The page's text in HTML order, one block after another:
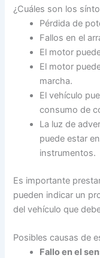
¿Cuáles son los
Pérdida de
Fallos en el
El motor
El motor
marcha.
El vehículo
consumo de
La luz de
puede estar
instrumentos.
Es importante
pueden indicar un
del vehículo que
Posibles causas de
Fallo en el